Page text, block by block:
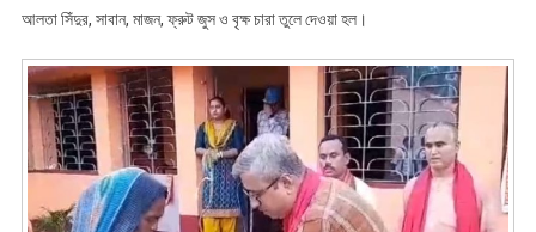
আলতা সিঁদুর, সাবান, মাজন, ফ্রুট জুস ও বৃক্ষ চারা তুলে দেওয়া হল।